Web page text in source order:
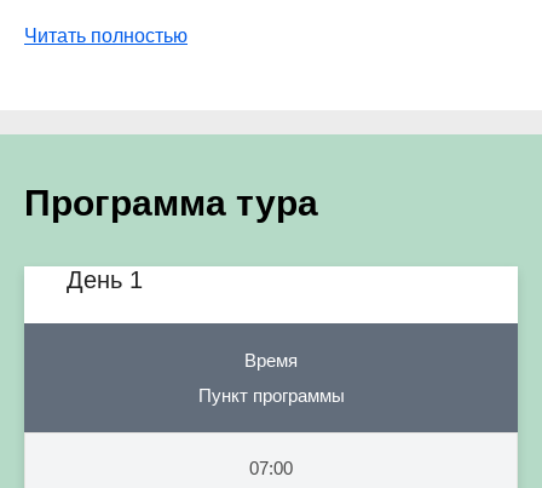
Читать полностью
Программа тура
День 1
Время
Пункт программы
07:00